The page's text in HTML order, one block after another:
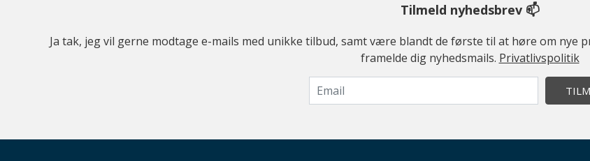
Tilmeld nyhedsbrev 📫
Ja tak, jeg vil gerne modtage e-mails med unikke tilbud, samt være blandt de første til at høre om
framelde dig nyhedsmails. Privatlivspolitik